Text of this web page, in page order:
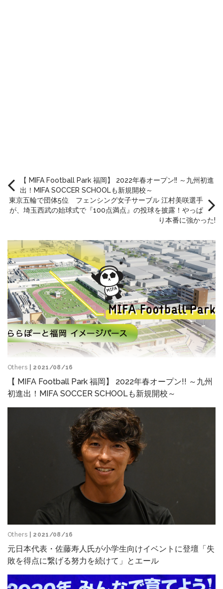
【 MIFA Football Park 福岡】 2022年春オープン!! ～九州初進
出！MIFA SOCCER SCHOOLも新規開校～
東京五輪で団体5位 フェンシング女子サーブル 江村美咲選手
が、埼玉西武の始球式で『100点満点』の投球を披露！やっぱ
り本番に強かった!
Others | 2021/08/16
【 MIFA Football Park 福岡】 2022年春オープン!! ～九州
初進出！MIFA SOCCER SCHOOLも新規開校～
Others | 2021/08/16
元日本代表・佐藤寿人氏が小学生向けイベントに登壇「失
敗を得点に繋げる努力を続けて」とエール